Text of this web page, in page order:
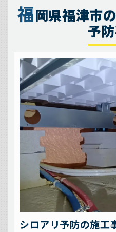
福岡県福津市
予
シロアリ予防の施工